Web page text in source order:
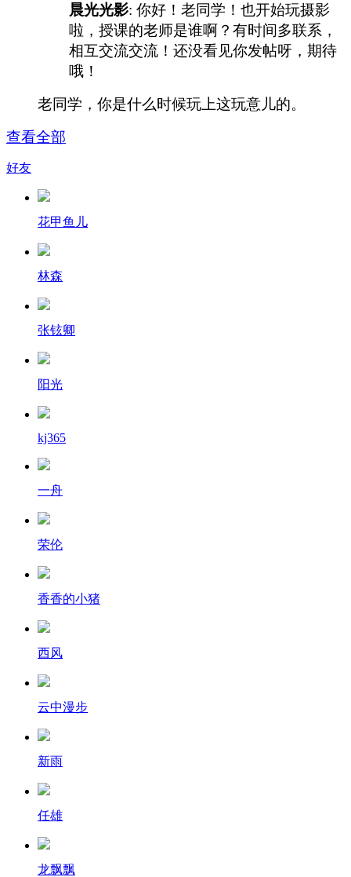
晨光光影: 你好！老同学！也开始玩摄影
啦，授课的老师是谁啊？有时间多联系，
相互交流交流！还没看见你发帖呀，期待
哦！
老同学，你是什么时候玩上这玩意儿的。
查看全部
好友
花甲鱼儿
林森
张铉卿
阳光
kj365
一舟
荣伦
香香的小猪
西风
云中漫步
新雨
任雄
龙飘飘